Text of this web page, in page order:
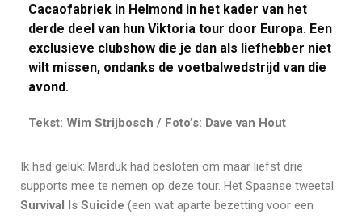
Cacaofabriek in Helmond in het kader van het
derde deel van hun Viktoria tour door Europa. Een
exclusieve clubshow die je dan als liefhebber niet
wilt missen, ondanks de voetbalwedstrijd van die
avond.
Tekst: Wim Strijbosch / Foto’s: Dave van Hout
Ik had geluk: Marduk had besloten om maar liefst drie
supports mee te nemen op deze tour. Het Spaanse tweetal
Survival Is Suicide (een wat aparte bezetting voor een